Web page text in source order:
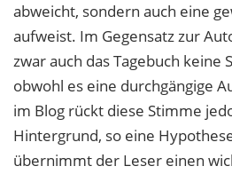
abweicht, sondern auch eine
aufweist. Im Gegensatz zur
zwar auch das Tagebuch keine
obwohl es eine durchgängige
im Blog rückt diese Stimme
Hintergrund, so eine
übernimmt der Leser einen